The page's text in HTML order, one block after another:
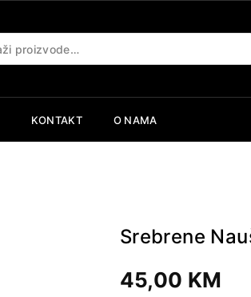
KONTAKT O NAMA
Srebrene
45,00 KM